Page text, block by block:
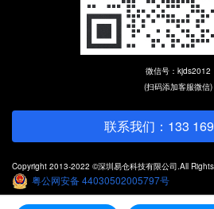
微信号：kjds2012
(扫码添加客服微信)
联系我们：133
Copyright 2013-2022 ©深圳易仓科技有限公司.All
粤公网安备 44030502005797号